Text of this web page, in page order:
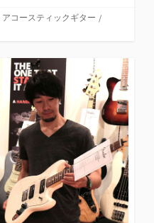
アコースティックギター /